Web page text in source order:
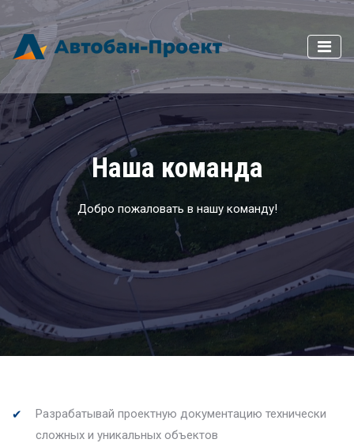
Наша команда
Добро пожаловать в нашу команду!
Разрабатывай проектную документацию технически
сложных и уникальных объектов